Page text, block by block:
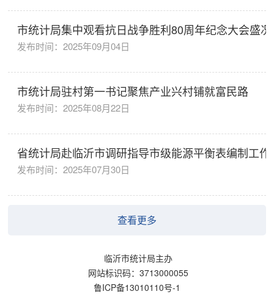
市统计局集中观看抗日战争胜利80周年纪念大会盛况
发布时间：2025年09月04日
市统计局驻村第一书记聚焦产业兴村铺就富民路
发布时间：2025年08月22日
省统计局赴临沂市调研指导市级能源平衡表编制工作
发布时间：2025年07月30日
查看更多
临沂市统计局主办
网站标识码：3713000055
鲁ICP备13010110号-1